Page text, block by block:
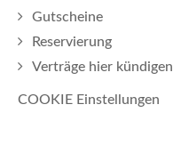
Gutscheine
Reservierung
Verträge hier kündigen
COOKIE Einstellungen